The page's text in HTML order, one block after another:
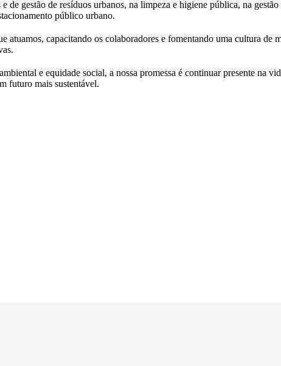
de gestão de resíduos urbanos, na limpeza e higiene pública, na
público urbano.
atuamos, capacitando os colaboradores e fomentando uma cultura de
e equidade social, a nossa promessa é continuar presente na
futuro mais sustentável.